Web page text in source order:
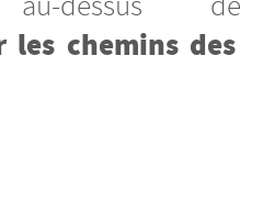
les chemins des